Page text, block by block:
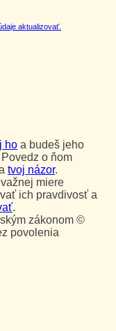
aktualizovať.
ho a budeš jeho
o ňom
tvoj názor.
miere
ich pravdivosť a
.
zákonom ©
povolenia